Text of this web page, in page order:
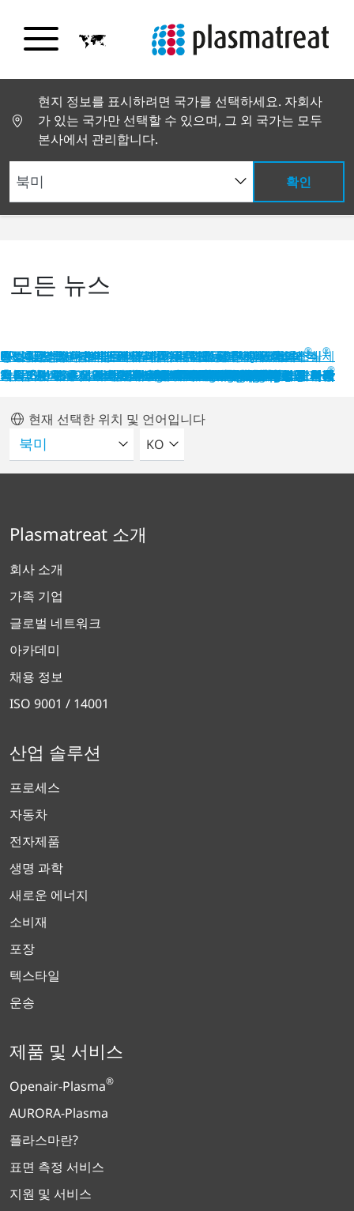
현지 정보를 표시하려면 국가를 선택하세요. 자회사
가 있는 국가만 선택할 수 있으며, 그 외 국가는 모두
본사에서 관리합니다.
확인
뉴스 및 스토리
모든 뉴스
Mamur Teknoloji성공 사례
TF Automation성공 사례
Adria-Mobil성공 사례
AEC Illuminazione성공 사례
BASF-Elastogran성공 사례
Bobst성공 사례
BSH Bosch그리고Siemens Hausgeräte 성공 사례
CeraCon성공 사례
DELO성공 사례
Ford Motor Company성공 사례
GfO (Nanogate Group)성공 사례
Gira성공 사례
Griesser성공 사례
Heidelberger Druckmaschinen성공 사례
Heinz-Glas성공 사례
HELLA Australia성공 사례
Hutchinson성공 사례
Krauss-Maffei성공 사례
Miele - tumble dryers성공 사례
Miele - oven control panel성공 사례
NanoCraft성공 사례
Novotechnik성공 사례
Peguform성공 사례
트럭 제조에서의 구조적 접합
STX France성공 사례
RAMPF성공 사례
Rohde & Schwarz성공 사례
Tampoprint성공 사례
Volkswagen성공 사례
ZF TRW Automotive성공 사례
WEVO Chemie성공 사례
SIKA성공 사례
Scheugenpflug성공 사례
성공 사례 오픈에어 플라즈마로 커넥터 스트립 표면 처리
Arcelik Group성공 사례
성공 사례: 플라즈마 처리 및 테이프 적용
멕시코에 자회사 설립
EPDM 프로파일을 위한 새로운 오픈에어 플라즈마 시스템
뉴스: 플라즈마트레트는 VDMA 배터리 생산 위원회의
회원입니다.뉴스 플라즈마트레트, 동유럽 판매 네트워크 확장
성공 사례: 스위스의 오픈에어 플라즈마를 이용한 표면 연구
뉴스 스웨덴의 연구 및 파트너 프로젝트
홍보: 플라즈마트레트 이탈리아의 MECSPE 2025: 노천
플라즈마 기술에 집중하다Q&A: 마르쿠스 틸이 전하는 흥미로운 인사이트
PR: 세계 혁신 하이드로플라즈마 - 최고의 청결 요건을
충족하는 효율적이고 지속 가능한 세척 솔루션
PR: 주사기 배럴 전처리를 위한 오픈에어 플라즈마 사용
PR: 내구성이 뛰어난 전자 부품을 위한 오픈에어 플라즈마
기술
PR: 중국 전자 산업을 위한 표면 처리 솔루션
PR: 홍보: 플라즈마트레트, 전자 제조를 위한 차세대
플라즈마 솔루션 소개
Q&A: 영업 부서에 대한 인사이트를 제공하는 Joachim
Schüßler
베네룩스 지역을 위한 새 지사
플라스틱 산업의 지속가능성
신뢰할 수 있는 전력 전자 제품을 위해: 플라즈마 기술의 실제
적용
E-모빌리티를 위한 오픈에어 플라즈마®
홍보: 고성능, 장수명 배터리를 위한 오픈에어-플라즈마®
기술 - 효율적이고 지속 가능하며 신뢰할 수 있는 기술
자동차 산업에서의 플라즈마 기술 - 오늘날의 과제에 대한
해답
배터리 및 자동차 애플리케이션을 위한 오픈에어 플라즈마®
기술
현재 선택한 위치 및 언어입니다
언어를 선택해주세요
KO
Plasmatreat 소개
회사 소개
가족 기업
글로벌 네트워크
아카데미
채용 정보
ISO 9001 / 14001
산업 솔루션
프로세스
자동차
전자제품
생명 과학
새로운 에너지
소비재
포장
텍스타일
운송
제품 및 서비스
Openair-Plasma®
AURORA-Plasma
플라스마란?
표면 측정 서비스
지원 및 서비스